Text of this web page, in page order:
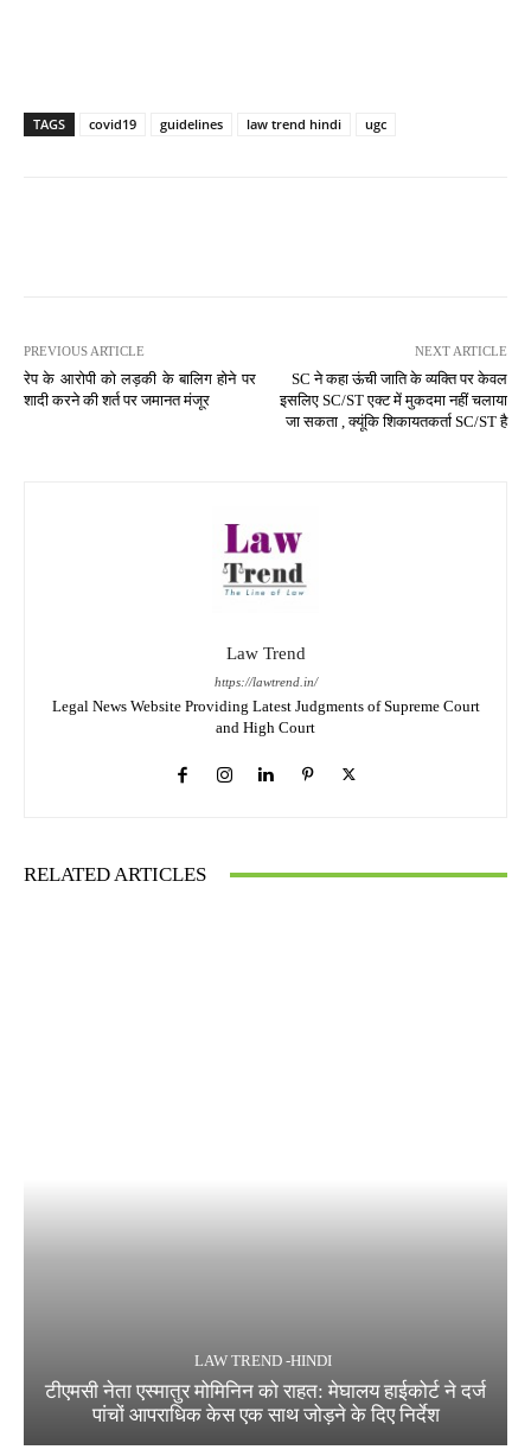
TAGS covid19 guidelines law trend hindi ugc
PREVIOUS ARTICLE
रेप के आरोपी को लड़की के बालिग होने पर
शादी करने की शर्त पर जमानत मंजूर
NEXT ARTICLE
SC ने कहा ऊंची जाति के व्यक्ति पर केवल
इसलिए SC/ST एक्ट में मुकदमा नहीं चलाया
जा सकता , क्यूंकि शिकायतकर्ता SC/ST है
Law Trend
https://lawtrend.in/
Legal News Website Providing Latest Judgments of Supreme Court
and High Court
RELATED ARTICLES
LAW TREND -HINDI
टीएमसी नेता एस्मातुर मोमिनिन को राहत: मेघालय हाईकोर्ट ने दर्ज
पांचों आपराधिक केस एक साथ जोड़ने के दिए निर्देश